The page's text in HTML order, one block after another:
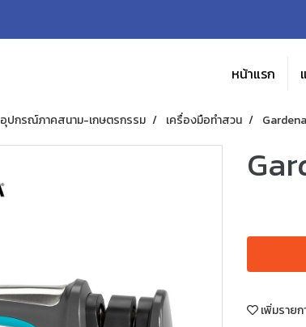
หน้าแรก
อุปกรณ์ภาคสนาม-เกษตรกรรม เครื่องมือทำสวน
เพิ่มราย